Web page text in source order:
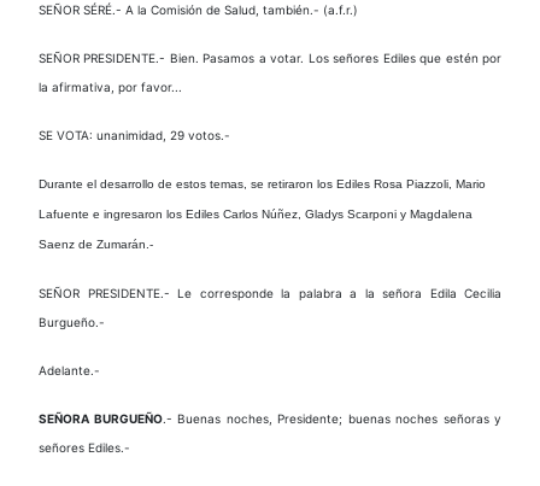
SEÑOR SÉRÉ.- A la Comisión de Salud, también.- (a.f.r.)
SEÑOR PRESIDENTE.- Bien. Pasamos a votar. Los señores Ediles que estén por
la afirmativa, por favor...
SE VOTA: unanimidad, 29 votos.-
Durante el desarrollo de estos temas, se retiraron los Ediles Rosa Piazzoli, Mario
Lafuente e ingresaron los Ediles Carlos Núñez, Gladys Scarponi y Magdalena
Saenz de Zumarán.-
SEÑOR PRESIDENTE.- Le corresponde la palabra a la señora Edila Cecilia
Burgueño.-
Adelante.-
SEÑORA BURGUEÑO.- Buenas noches, Presidente; buenas noches señoras y
señores Ediles.-